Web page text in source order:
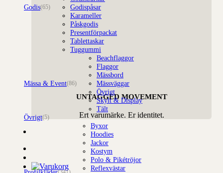
UNTAGGED MOVEMENT
Ert varumärke. Er identitet.
Godis(65)
Godispåsar
Karameller
Påskgodis
Presentförpackat
Tablettaskar
Tuggummi
Mässa & Event(86)
Beachflaggor
Flaggor
Mässbord
Mässväggar
Övrigt
Skylt & Display
Tält
Övrigt(5)
Byxor
Hoodies
Jackor
Kostym
Polo & Pikétröjor
Reflexvästar